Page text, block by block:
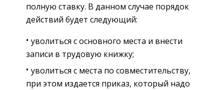
полную ставку. В данном случае порядок
действий будет следующий:
уволиться с основного места и внести
записи в трудовую книжку;
уволиться с места по совместительству,
при этом издается приказ, который надо